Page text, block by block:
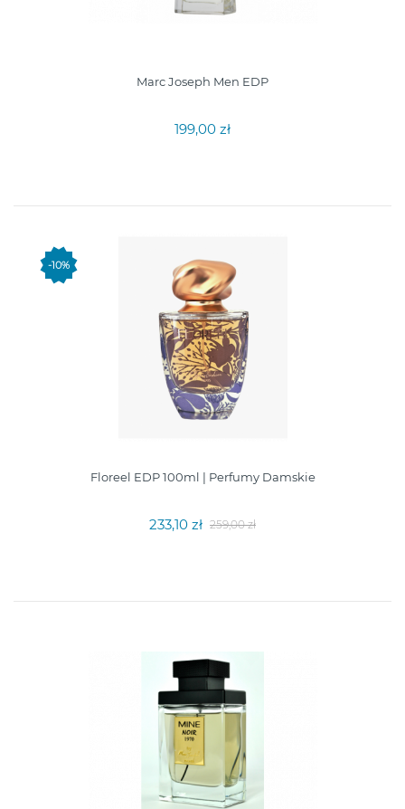
Marc Joseph Men EDP
199,00 zł
-10%
Floreel EDP 100ml | Perfumy Damskie
233,10 zł 259,00 zł